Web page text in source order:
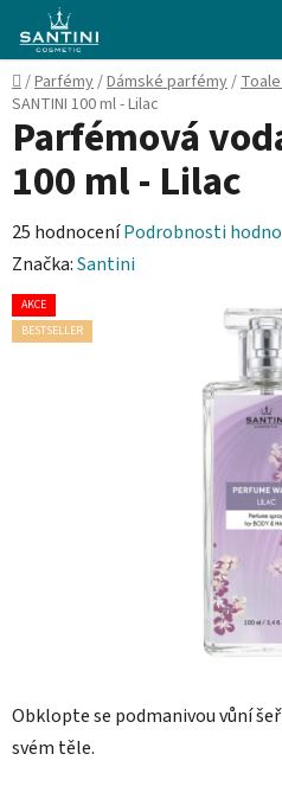
obsah
Domů
/Parfémy/Dámské parfémy/
SANTINI 100 ml - Lilac
Obklopte se podmanivou vůní
svém těle.
Parfémová
100 ml - Lilac
Průměrné
hodnocení
produktu
je
25 hodnoceníPodrobnosti
Značka:Santini
AKCE
BESTSELLER